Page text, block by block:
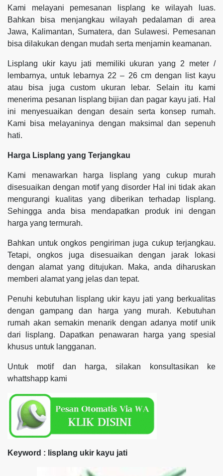
Kami melayani pemesanan lisplang ke wilayah luas.
Bahkan bisa menjangkau wilayah pedalaman di area
Jawa, Kalimantan, Sumatera, dan Sulawesi. Pemesanan
bisa dilakukan dengan mudah serta menjamin keamanan.
Lisplang ukir kayu jati memiliki ukuran yang 2 meter /
lembarnya, untuk lebarnya 22 – 26 cm dengan list kayu
atau bisa juga custom ukuran lebar. Selain itu kami
menerima pesanan lisplang bijian dan pagar kayu jati. Hal
ini menyesuaikan dengan desain serta konsep rumah.
Kami bisa melayaninya dengan maksimal dan sepenuh
hati.
Harga Lisplang yang Terjangkau
Kami menawarkan harga lisplang yang cukup murah
disesuaikan dengan motif yang disorder Hal ini tidak akan
mengurangi kualitas yang diberikan terhadap lisplang.
Sehingga anda bisa mendapatkan produk ini dengan
harga yang termurah.
Bahkan untuk ongkos pengiriman juga cukup terjangkau.
Tetapi, ongkos juga disesuaikan dengan jarak lokasi
dengan alamat yang ditujukan. Maka, anda diharuskan
memberi alamat yang jelas dan tepat.
Penuhi kebutuhan lisplang ukir kayu jati yang berkualitas
dengan gampang dan harga yang murah. Kebutuhan
rumah akan semakin menarik dengan adanya motif unik
dari lisplang. Dapatkan penawaran harga yang spesial
khusus untuk langganan.
Untuk motif dan harga, silakan konsultasikan ke
whattshapp kami
Keyword : lisplang ukir kayu jati